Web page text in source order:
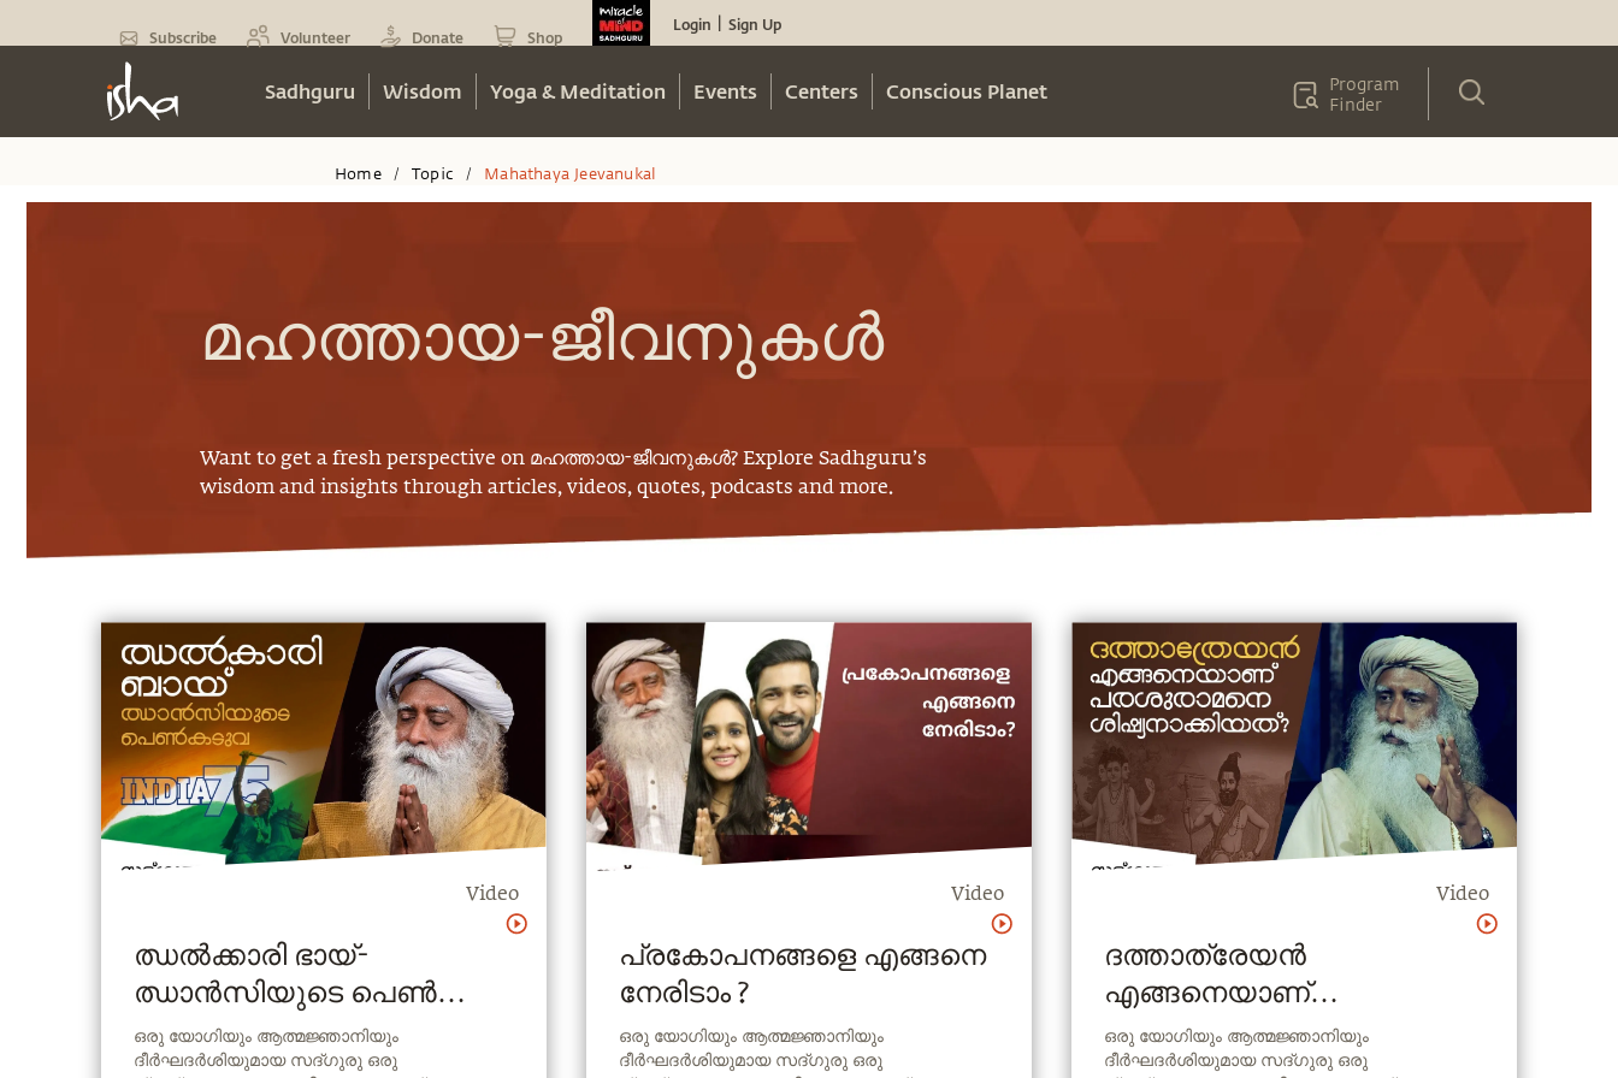
Subscribe Volunteer Donate Shop
Login Sign Up
Sadhguru Wisdom Yoga & Meditation Events Centers Conscious Planet
Program
Finder
Home / Topic / Mahathaya Jeevanukal
മഹത്തായ-ജീവനുകൾ
Want to get a fresh perspective on മഹത്തായ-ജീവനുകൾ? Explore Sadhguru’s
wisdom and insights through articles, videos, quotes, podcasts and more.
Video
ഝൽക്കാരി ഭായ്-
ഝാൻസിയുടെ പെൺ
കടുവ ഇന്ത്യ @75
ഒരു യോഗിയും ആത്മജ്ഞാനിയും
ദീര്‍ഘദര്‍ശിയുമായ സദ്ഗുരു ഒരു
Video
പ്രകോപനങ്ങളെ എങ്ങനെ
നേരിടാം ?
ഒരു യോഗിയും ആത്മജ്ഞാനിയും
ദീര്‍ഘദര്‍ശിയുമായ സദ്ഗുരു ഒരു
Video
ദത്താത്രേയൻ
എങ്ങനെയാണ്
പരശുരാമനെ തൻ്റെ
ശിഷ്യനാക്കിയത്? How
ഒരു യോഗിയും ആത്മജ്ഞാനിയും
ദീര്‍ഘദര്‍ശിയുമായ സദ്ഗുരു ഒരു